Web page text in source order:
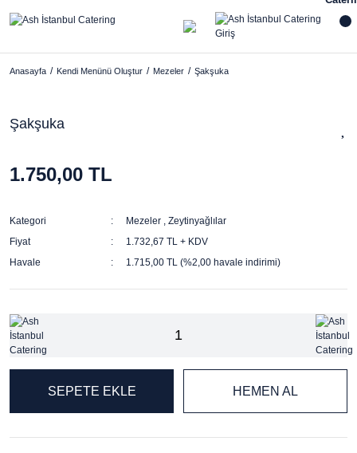
Anasayfa Kendi Menünü Oluştur Mezeler Şakşuka
Şakşuka
1.750,00 TL
Kategori Mezeler ,Zeytinyağlılar
Fiyat
1.732,67 TL + KDV
Havale
1.715,00 TL (%2,00 havale indirimi)
SEPETE EKLE HEMEN AL